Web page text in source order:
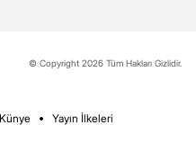
© Copyright 2026 Tüm Hakları Gizlidir.
Künye Yayın İlkeleri